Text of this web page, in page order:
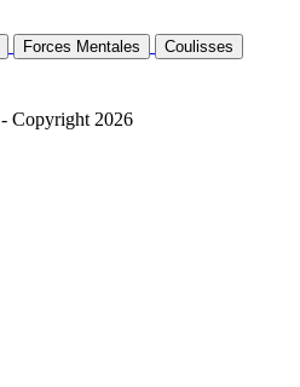
Forces Mentales
Coulisses
- Copyright 2026